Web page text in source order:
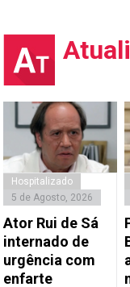
Hospitalizado
5 de Agosto, 2026
Ator Rui de Sá
internado de
urgência com
enfarte